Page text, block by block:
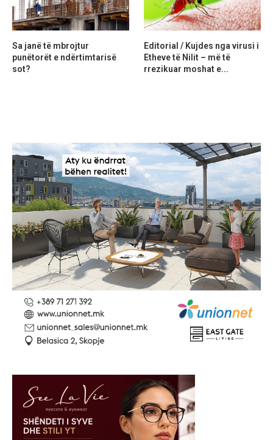
Sa janë të mbrojtur
punëtorët e ndërtimtarisë
sot?
Editorial / Kujdes nga virusi i
Etheve të Nilit – më të
rrezikuar moshat e...